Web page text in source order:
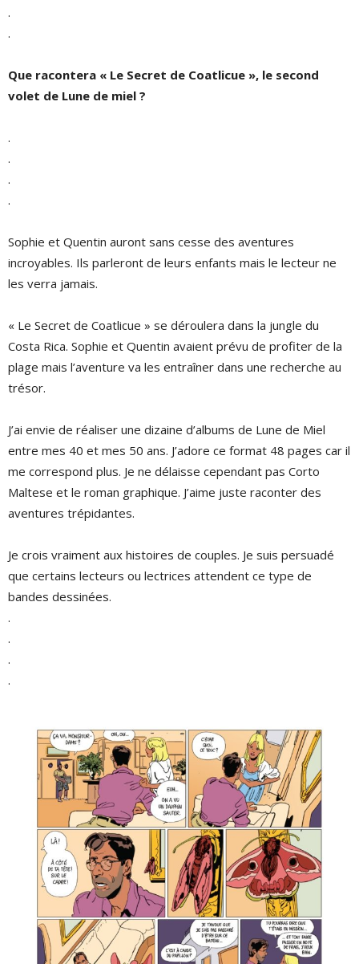
.
.
Que racontera « Le Secret de Coatlicue », le second
volet de Lune de miel ?
.
.
.
.
Sophie et Quentin auront sans cesse des aventures
incroyables. Ils parleront de leurs enfants mais le lecteur ne
les verra jamais.
« Le Secret de Coatlicue » se déroulera dans la jungle du
Costa Rica. Sophie et Quentin avaient prévu de profiter de la
plage mais l’aventure va les entraîner dans une recherche au
trésor.
J’ai envie de réaliser une dizaine d’albums de Lune de Miel
entre mes 40 et mes 50 ans. J’adore ce format 48 pages car il
me correspond plus. Je ne délaisse cependant pas Corto
Maltese et le roman graphique. J’aime juste raconter des
aventures trépidantes.
Je crois vraiment aux histoires de couples. Je suis persuadé
que certains lecteurs ou lectrices attendent ce type de
bandes dessinées.
.
.
.
.